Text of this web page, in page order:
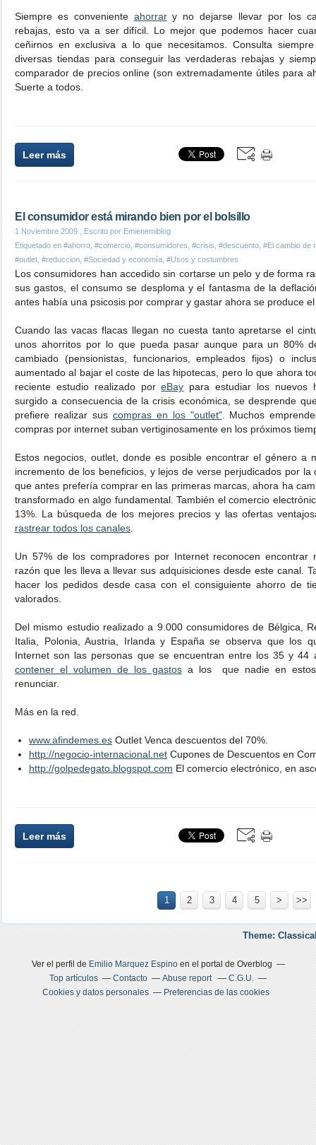
Siempre es conveniente ahorrary no dejarse llevar por los
rebajas, esto va a ser difícil. Lo mejor que podemos hacer
ceñirnos en exclusiva a lo que necesitamos. Consulta
diversas tiendas para conseguir las verdaderas rebajas y
comparador de precios online (son extremadamente útiles para
Suerte a todos.
Leer más
El consumidor está mirando bien por el bolsillo
1 Noviembre 2009 , Escrito por Emienemiblog
Etiquetado en #ahorro #comercio #consumidores #crisis #descuento #El cambio de
#outlet #reduccion #Sociedad y economía #Usos y costumbres
Los consumidores han accedido sin cortarse un pelo y de forma
sus gastos, el consumo se desploma y el fantasma de la
antes había una psicosis por comprar y gastar ahora se produce
Cuando las vacas flacas llegan no cuesta tanto apretarse el
unos ahorritos por lo que pueda pasar aunque para un 80%
cambiado (pensionistas, funcionarios, empleados fijos) o
aumentado al bajar el coste de las hipotecas, pero lo que ahora
reciente estudio realizado poreBay para estudiar los nuevos
surgido a consecuencia de la crisis económica, se desprende
prefiere realizar sus compras en los "outlet". Muchos
compras por internet suban vertiginosamente en los próximos
Estos negocios, outlet, donde es posible encontrar el género a
incremento de los beneficios, y lejos de verse perjudicados por la
que antes prefería comprar en las primeras marcas, ahora ha
transformado en algo fundamental. También el comercio
13%. La búsqueda de los mejores precios y las ofertas
rastrear todos los canales
Un 57% de los compradores por Internet reconocen encontrar
razón que les lleva a llevar sus adquisiciones desde este canal.
hacer los pedidos desde casa con el consiguiente ahorro de
valorados.
Del mismo estudio realizado a 9.000 consumidores de Bélgica,
Italia, Polonia, Austria, Irlanda y España se observa que los
Internet son las personas que se encuentran entre los 35 y 44
contener el volumen de los gastosa los que nadie en estos
renunciar.
Más en la red.
www.afindemes.es Outlet Venca descuentos del 70%.
http://negocio-internacional.net Cupones de Descuentos en
http://golpedegato.blogspot.com El comercio electrónico, en
Leer más
1 2 3 4 5 > >>
Theme:
Ver el perfil de Emilio Marquez Espinoen el portal de Overblog
Top artículos
Contacto Abuse report
C.G.U.
Cookies y datos personales
Preferencias de las cookies